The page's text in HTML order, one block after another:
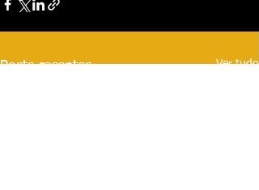
Posts recentes Ver tudo